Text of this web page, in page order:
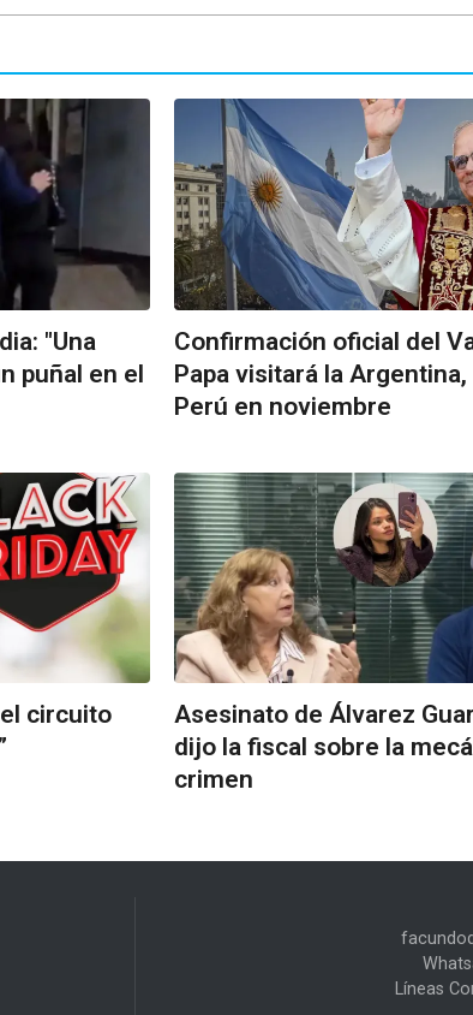
"Una
puñal en el
Confirmación oficial del
Papa visitará la Argentina,
Perú en noviembre
el circuito
Asesinato de Álvarez
dijo la fiscal sobre la
crimen
Líneas